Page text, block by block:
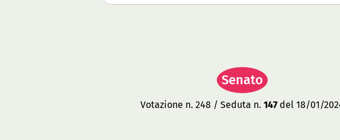
Senato
Votazione n. 248 / Seduta n. 147del 18/01/